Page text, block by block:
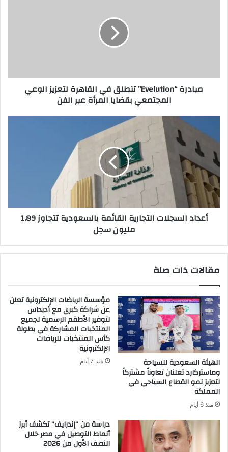
بقضايا
مبادرة “Evelution” تنطلق في القاهرة لتعزيز الوعي
المجتمعي بقضايا المرأة عبر الفن
السجلات
التجارية
القائمة
بالسعودية
تتجاوز
1.89
مليون
سجل
أعداد السجلات التجارية القائمة بالسعودية تتجاوز 1.89
مليون سجل
مقالات ذات صلة
الهيئة السعودية للسياحة
وماستركارد تعلنان تعاوناً مشتركاً
لتعزيز نمو القطاع السياحي في
المملكة
منذ 6 أيام
مؤسسة الرياضات الإلكترونية تعلن
عن شراكة كبرى مع أديداس
لتوفير الأطقم الرسمية لجميع
المنتخبات المشاركة في بطولة
كأس المنتخبات للرياضات
الإلكترونية
منذ 7 أيام
دراسة من “إندرايف” تكشف أبرز
أنماط التوصيل في مصر خلال
النصف الأول من 2026